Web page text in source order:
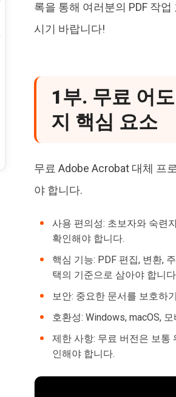
록을 통해 여러분의 PDF 작
시기 바랍니다!
1부. 무료 어
지 핵심 요소
무료 Adobe Acrobat 대체 프
야 합니다.
사용 편의성: 초보자와 숙련
확인해야 합니다.
핵심 기능: PDF 편집, 변환,
택의 기준으로 삼아야 합니
보안: 중요한 문서를 보호하
호환성: Windows, macOS,
제한 사항: 무료 버전은 보통
인해야 합니다.